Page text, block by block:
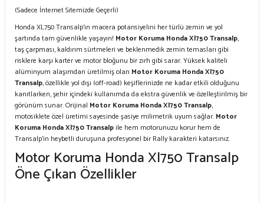
(Sadece İnternet Sitemizde Geçerli)
Honda XL750 Transalp’in macera potansiyelini her türlü zemin ve yol
şartında tam güvenlikle yaşayın! Motor Koruma Honda Xl750 Transalp,
taş çarpması, kaldırım sürtmeleri ve beklenmedik zemin temasları gibi
risklere karşı karter ve motor bloğunu bir zırh gibi sarar. Yüksek kaliteli
alüminyum alaşımdan üretilmiş olan Motor Koruma Honda Xl750
Transalp, özellikle yol dışı (off-road) keşiflerinizde ne kadar etkili olduğunu
kanıtlarken, şehir içindeki kullanımda da ekstra güvenlik ve özelleştirilmiş bir
görünüm sunar. Orijinal Motor Koruma Honda Xl750 Transalp,
motosiklete özel üretimi sayesinde şasiye milimetrik uyum sağlar. Motor
Koruma Honda Xl750 Transalpile hem motorunuzu korur hem de
Transalp’in heybetli duruşuna profesyonel bir Rally karakteri katarsınız.
Motor Koruma Honda Xl750 Transalp
Öne Çıkan Özellikler